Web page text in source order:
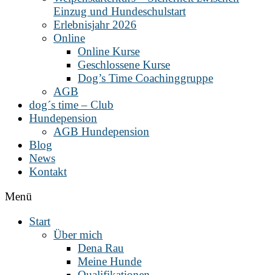
Einzug und Hundeschulstart
Erlebnisjahr 2026
Online
Online Kurse
Geschlossene Kurse
Dog’s Time Coachinggruppe
AGB
dog´s time – Club
Hundepension
AGB Hundepension
Blog
News
Kontakt
Menü
Start
Über mich
Dena Rau
Meine Hunde